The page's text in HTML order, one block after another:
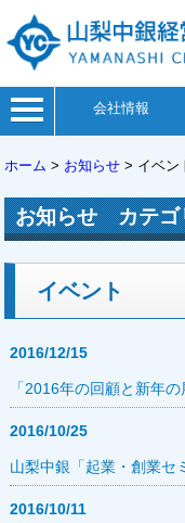
会社情報
ホーム > お知らせ > イベン
お知らせ カテゴ
イベント
2016/12/15
「2016年の回顧と新年
2016/10/25
山梨中銀「起業・創業セ
2016/10/11